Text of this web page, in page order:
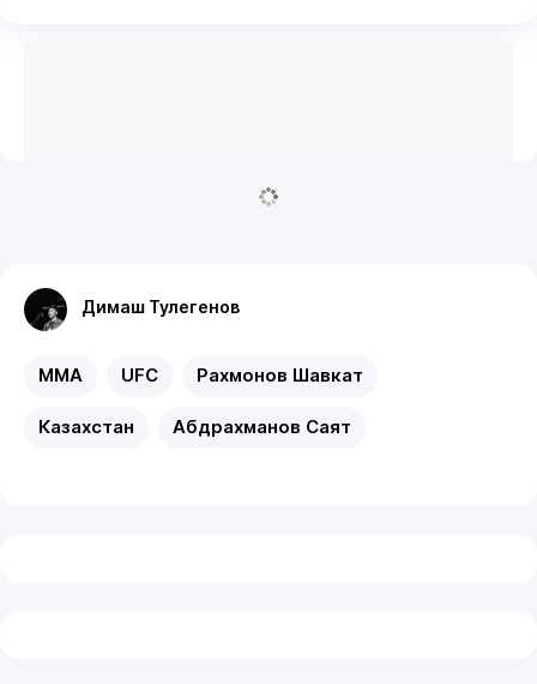
Димаш Тулегенов
MMA UFC Рахмонов Шавкат
Казахстан Абдрахманов Саят